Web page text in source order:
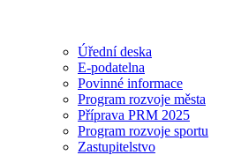
Úřední deska
E-podatelna
Povinné informace
Program rozvoje města
Příprava PRM 2025
Program rozvoje sportu
Zastupitelstvo